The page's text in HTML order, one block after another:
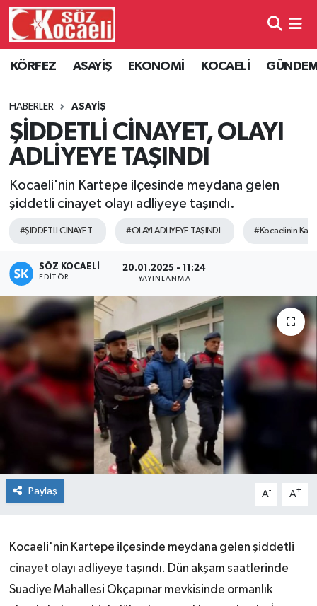
KÖRFEZ ASAYİŞ EKONOMİ KOCAELİ
HABERLER ASAYİŞ
ŞİDDETLİ CİNAYET, OLAYI
ADLİYEYE TAŞINDI
Kocaeli'nin Kartepe ilçesinde meydana gelen
şiddetli cinayet olayı adliyeye taşındı.
#ŞİDDETLİ CİNAYET #OLAYI ADLİYEYE TAŞINDI #Kocaelinin
SÖZ KOCAELI
EDITÖR
20.01.2025 - 11:24
YAYINLANMA
Paylaş A- A+
Kocaeli'nin Kartepe ilçesinde meydana gelen şiddetli
cinayet olayı adliyeye taşındı. Dün akşam saatlerinde
Suadiye Mahallesi Okçapınar mevkisinde ormanlık
Kocaeli Hava Durumu
Kocaeli Namaz Vakitleri
Kocaeli Trafik Yoğunluk Haritası
Süper Lig Puan Durumu ve Fikstür
Tüm Manşetler
Son Dakika Haberleri
Haber Arşivi